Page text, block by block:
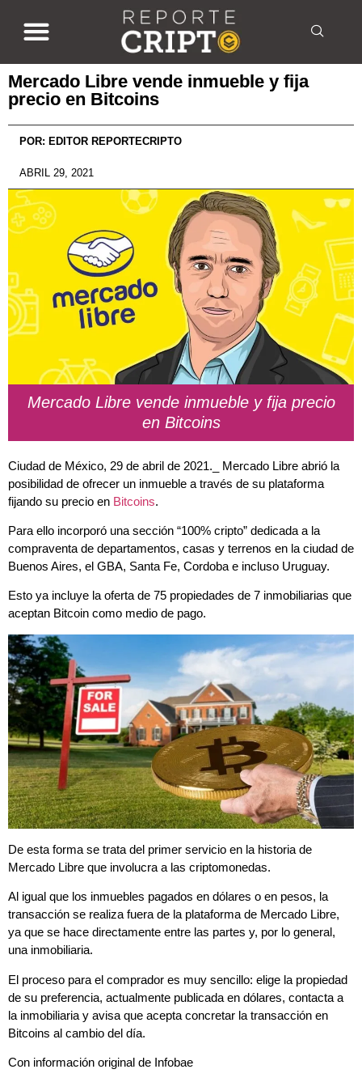
Mercado Libre vende inmueble y fija
precio en Bitcoins
POR: EDITOR REPORTECRIPTO
ABRIL 29, 2021
Mercado Libre vende inmueble y fija precio
en Bitcoins
Ciudad de México, 29 de abril de 2021._ Mercado Libre abrió la
posibilidad de ofrecer un inmueble a través de su plataforma
fijando su precio en Bitcoins.
Para ello incorporó una sección “100% cripto” dedicada a la
compraventa de departamentos, casas y terrenos en la ciudad de
Buenos Aires, el GBA, Santa Fe, Cordoba e incluso Uruguay.
Esto ya incluye la oferta de 75 propiedades de 7 inmobiliarias que
aceptan Bitcoin como medio de pago.
De esta forma se trata del primer servicio en la historia de
Mercado Libre que involucra a las criptomonedas.
Al igual que los inmuebles pagados en dólares o en pesos, la
transacción se realiza fuera de la plataforma de Mercado Libre,
ya que se hace directamente entre las partes y, por lo general,
una inmobiliaria.
El proceso para el comprador es muy sencillo: elige la propiedad
de su preferencia, actualmente publicada en dólares, contacta a
la inmobiliaria y avisa que acepta concretar la transacción en
Bitcoins al cambio del día.
Con información original de Infobae